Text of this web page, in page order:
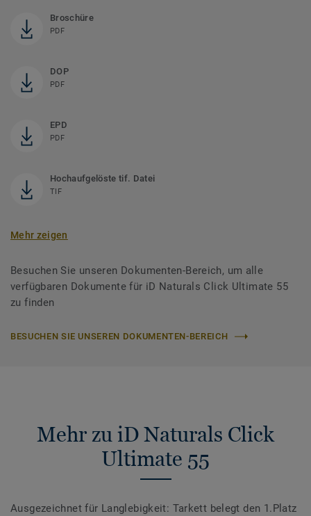
Broschüre
PDF
DOP
PDF
EPD
PDF
Hochaufgelöste tif. Datei
TIF
Mehr zeigen
Besuchen Sie unseren Dokumenten-Bereich, um alle
verfügbaren Dokumente für iD Naturals Click Ultimate 55
zu finden
BESUCHEN SIE UNSEREN DOKUMENTEN-BEREICH
Mehr zu iD Naturals Click
Ultimate 55
Ausgezeichnet für Langlebigkeit: Tarkett belegt den 1.Platz